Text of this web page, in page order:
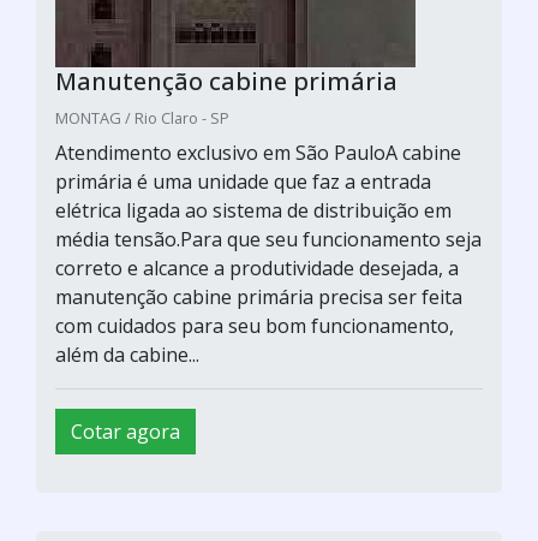
Manutenção cabine primária
MONTAG / Rio Claro - SP
Atendimento exclusivo em São PauloA cabine
primária é uma unidade que faz a entrada
elétrica ligada ao sistema de distribuição em
média tensão.Para que seu funcionamento seja
correto e alcance a produtividade desejada, a
manutenção cabine primária precisa ser feita
com cuidados para seu bom funcionamento,
além da cabine...
Cotar agora